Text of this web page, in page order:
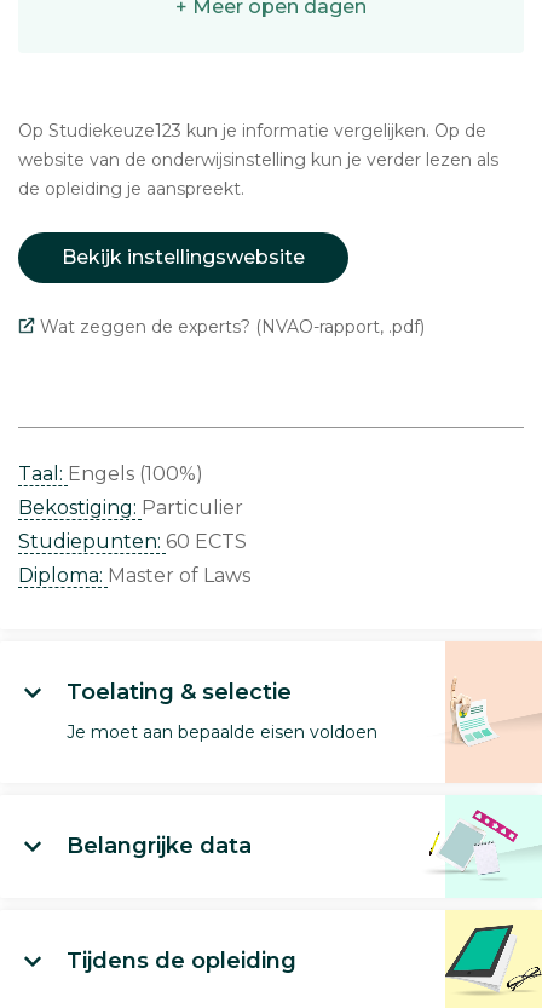
+ Meer open dagen
Op Studiekeuze123 kun je informatie vergelijken. Op de
website van de onderwijsinstelling kun je verder lezen als
de opleiding je aanspreekt.
Bekijk instellingswebsite
Wat zeggen de experts? (NVAO-rapport, .pdf)
Taal: Engels (100%)
Bekostiging: Particulier
Studiepunten: 60 ECTS
Diploma: Master of Laws
Toelating & selectie
Je moet aan bepaalde eisen voldoen
Belangrijke data
Tijdens de opleiding